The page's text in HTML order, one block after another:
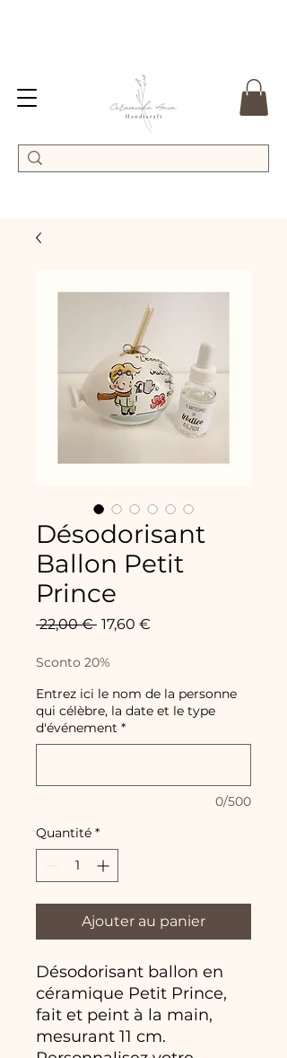
Désodorisant
Ballon Petit
Prince
22,00 € Prix
17,60 €
Sconto 20%
Entrez ici le nom de la personne
qui célèbre, la date et le type
d'événement *
0/500
Quantité *
Ajouter au panier
Désodorisant ballon en
céramique Petit Prince,
fait et peint à la main,
mesurant 11 cm.